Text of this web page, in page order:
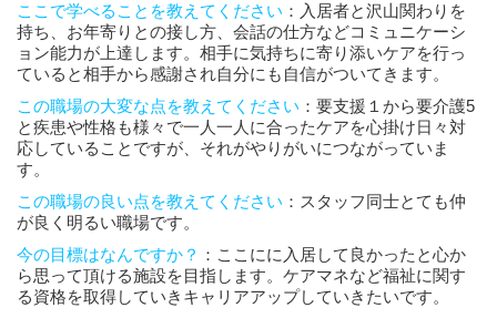
ここで学べることを教えてください ：入居者と沢山関わりを
持ち、お年寄りとの接し方、会話の仕方などコミュニケーシ
ョン能力が上達します。相手に気持ちに寄り添いケアを行っ
ていると相手から感謝され自分にも自信がついてきます。
この職場の大変な点を教えてください ：要支援１から要介護5
と疾患や性格も様々で一人一人に合ったケアを心掛け日々対
応していることですが、それがやりがいにつながっていま
す。
この職場の良い点を教えてください ：スタッフ同士とても仲
が良く明るい職場です。
今の目標はなんですか？ ：ここにに入居して良かったと心か
ら思って頂ける施設を目指します。ケアマネなど福祉に関す
る資格を取得していきキャリアアップしていきたいです。